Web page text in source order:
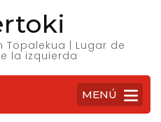
Topalekua | Lugar de
la izquierda
MENÚ